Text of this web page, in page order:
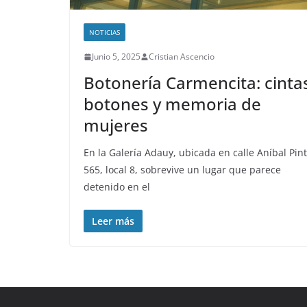
NOTICIAS
Junio 5, 2025 Cristian Ascencio
Botonería Carmencita:
botones y memoria de
mujeres
En la Galería Adauy, ubicada en calle Aníbal
565, local 8, sobrevive un lugar que parece
detenido en el
Leer más